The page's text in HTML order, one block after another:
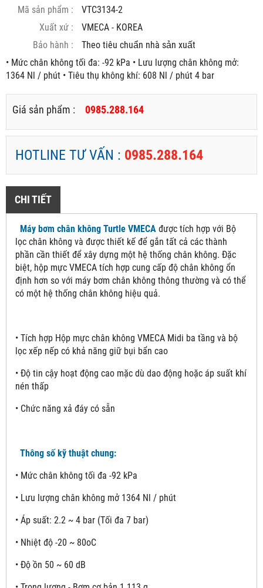
Mã sản phẩm :
VTC3134-2
Xuất xứ :
VMECA - KOREA
Bảo hành :
Theo tiêu chuẩn nhà sản xuất
• Mức chân không tối đa: -92 kPa • Lưu lượng chân không mở:
1364 Nl / phút • Tiêu thụ không khí: 608 Nl / phút 4 bar
Giá sản phẩm : 0985.288.164
HOTLINE TƯ VẤN : 0985.288.164
CHI TIẾT
Máy bơm chân không Turtle VMECA được tích hợp với Bộ
lọc chân không và được thiết kế để gắn tất cả các thành
phần cần thiết để xây dựng một hệ thống chân không. Đặc
biệt, hộp mực VMECA tích hợp cung cấp độ chân không ổn
định hơn so với máy bơm chân không thông thường và có thể
có một hệ thống chân không hiệu quả.
• Tích hợp Hộp mực chân không VMECA Midi ba tầng và bộ
lọc xếp nếp có khả năng giữ bụi bẩn cao
• Độ tin cậy hoạt động cao mặc dù dao động hoặc áp suất khí
nén thấp
• Chức năng xả đáy có sẵn
Thông số kỹ thuật chung:
• Mức chân không tối đa -92 kPa
• Lưu lượng chân không mở 1364 Nl / phút
• Áp suất: 2.2 ~ 4 bar (Tối đa 7 bar)
• Nhiệt độ -20 ~ 80oC
• Độ ồn 50 ~ 60 dB